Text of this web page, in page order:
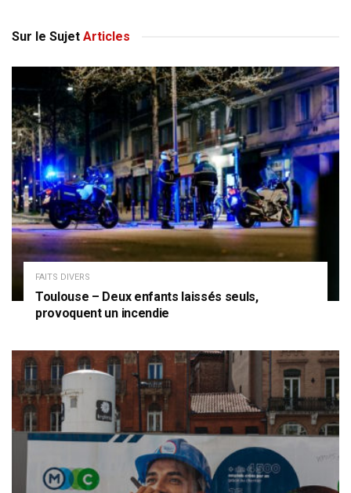
Sur le Sujet Articles
FAITS DIVERS
Toulouse – Deux enfants laissés seuls,
provoquent un incendie